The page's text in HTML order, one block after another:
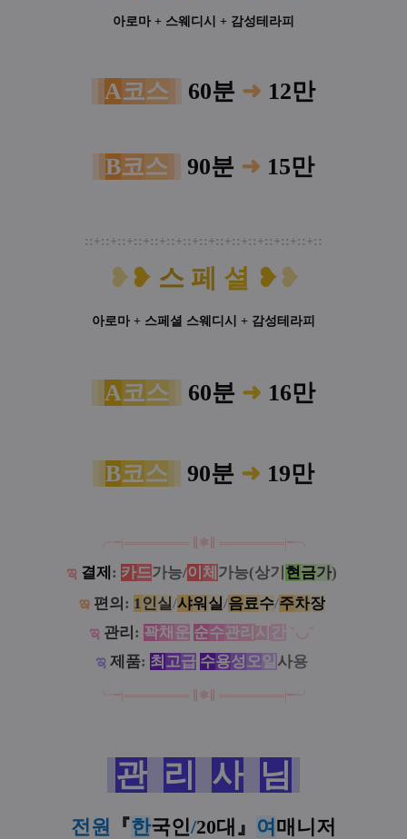
아로마 + 스웨디시 + 감성테라피
A코스 60분 ➜ 12만
B코스 90분 ➜ 15만
: : + : :+ : :+ : :+ : :+ : :+ : :+ : :+ : :+ : :+ : :+ : :+ : :+ : :+ : :
❥ ❥ 스 페 셜 ❥❥
아로마 + 스페셜 스웨디시 + 감성테라피
A코스 60분 ➜ 16만
B코스 90분 ➜ 19만
╭╼| ════════ ✱ ════════|╾╮
ಇ 결제 : 카드가능/이 체 가능(상기 현 금가)
ఇ 편의 : 1 인실 /샤워 실 /음료수/주차장
ಇ 관리 : 꽉채 운 순수관리 시 간 ˘◡˘
ಇ 제품: 최 고급 수용성 오 일 사용
╰╼| ════════ ✱ ════════| ╾╯
관 리 사 님
전원 『한국인/20대 』 여 매니저